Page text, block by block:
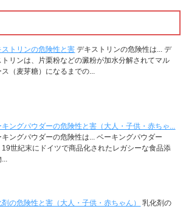
ストリンの危険性と害 デキストリンの危険性は... デ
トリンは、片栗粉などの澱粉が加水分解されてマル
ス（麦芽糖）になるまでの...
キングパウダーの危険性と害（大人・子供・赤ちゃ...
キングパウダーの危険性は... ベーキングパウダー
19世紀末にドイツで商品化されたレガシーな食品添
...
剤の危険性と害（大人・子供・赤ちゃん）
乳化剤の